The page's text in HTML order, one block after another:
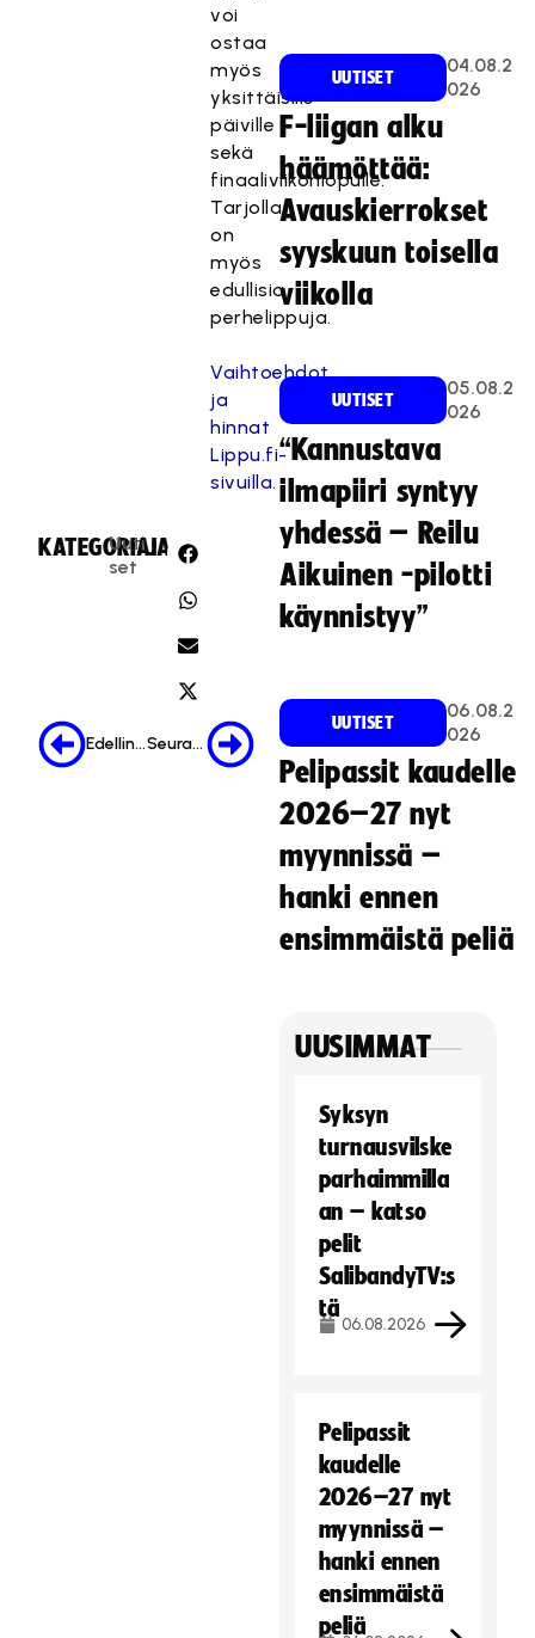
voi
ostaa
myös
yksittäisille
päiville
sekä
finaaliviikonlopulle.
Tarjolla
on
myös
edullisia
perhelippuja.
Vaihtoehdot
ja
hinnat
Lippu.fi-
sivuilla.
KATEGORIA:
Uuti
set
JAA:
Edellinen Seuraava
UUTISET
04.08.2
026
F-liigan alku
häämöttää:
Avauskierrokset
syyskuun toisella
viikolla
UUTISET
05.08.2
026
“Kannustava
ilmapiiri syntyy
yhdessä – Reilu
Aikuinen -pilotti
käynnistyy”
UUTISET
06.08.2
026
Pelipassit kaudelle
2026–27 nyt
myynnissä –
hanki ennen
ensimmäistä peliä
UUSIMMAT
Syksyn
turnausvilske
parhaimmilla
an – katso
pelit
SalibandyTV:s
tä
06.08.2026
Pelipassit
kaudelle
2026–27 nyt
myynnissä –
hanki ennen
ensimmäistä
peliä